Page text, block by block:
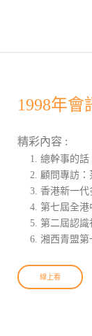
1998年會
精彩內容 :
總幹事的話
顧問專訪：
香港新一代
第七屆全
第二屆認
湘西青盟第
線上看